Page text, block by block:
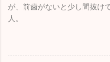
が、前歯がないと少し間抜け
人。